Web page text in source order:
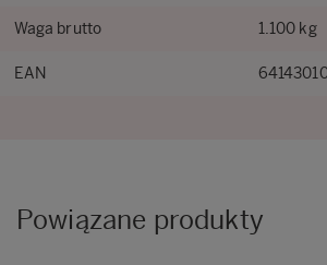
Waga brutto 1.100 kg
EAN
Powiązane produkty